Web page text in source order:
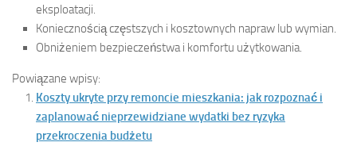
eksploatacji.
Koniecznością częstszych i kosztownych napraw lub wymian.
Obniżeniem bezpieczeństwa i komfortu użytkowania.
Powiązane wpisy:
Koszty ukryte przy remoncie mieszkania: jak rozpoznać i
zaplanować nieprzewidziane wydatki bez ryzyka
przekroczenia budżetu